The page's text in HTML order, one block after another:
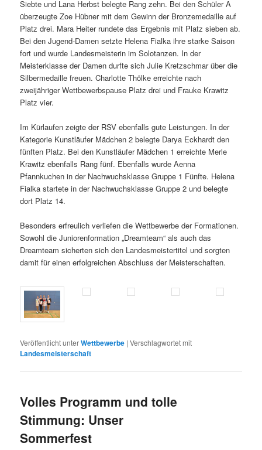
Siebte und Lana Herbst belegte Rang zehn. Bei den Schüler A
überzeugte Zoe Hübner mit dem Gewinn der Bronzemedaille auf
Platz drei. Mara Heiter rundete das Ergebnis mit Platz sieben ab.
Bei den Jugend-Damen setzte Helena Fialka ihre starke Saison
fort und wurde Landesmeisterin im Solotanzen. In der
Meisterklasse der Damen durfte sich Julie Kretzschmar über die
Silbermedaille freuen. Charlotte Thölke erreichte nach
zweijähriger Wettbewerbspause Platz drei und Frauke Krawitz
Platz vier.
Im Kürlaufen zeigte der RSV ebenfalls gute Leistungen. In der
Kategorie Kunstläufer Mädchen 2 belegte Darya Eckhardt den
fünften Platz. Bei den Kunstläufer Mädchen 1 erreichte Merle
Krawitz ebenfalls Rang fünf. Ebenfalls wurde Aenna
Pfannkuchen in der Nachwuchsklasse Gruppe 1 Fünfte. Helena
Fialka startete in der Nachwuchsklasse Gruppe 2 und belegte
dort Platz 14.
Besonders erfreulich verliefen die Wettbewerbe der Formationen.
Sowohl die Juniorenformation „Dreamteam“ als auch das
Dreamteam sicherten sich den Landesmeistertitel und sorgten
damit für einen erfolgreichen Abschluss der Meisterschaften.
Veröffentlicht unterWettbewerbe |Verschlagwortet mit
Landesmeisterschaft
Volles Programm und tolle
Stimmung: Unser
Sommerfest